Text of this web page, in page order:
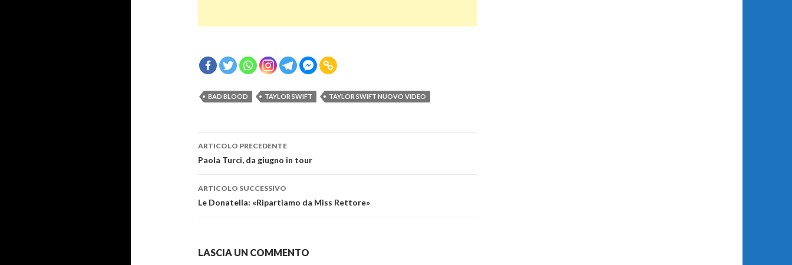
BAD BLOOD TAYLOR SWIFT TAYLOR SWIFT NUOVO VIDEO
Navigazione
articolo
ARTICOLO PRECEDENTE
Paola Turci, da giugno in tour
ARTICOLO SUCCESSIVO
Le Donatella: «Ripartiamo da Miss Rettore»
LASCIA UN COMMENTO